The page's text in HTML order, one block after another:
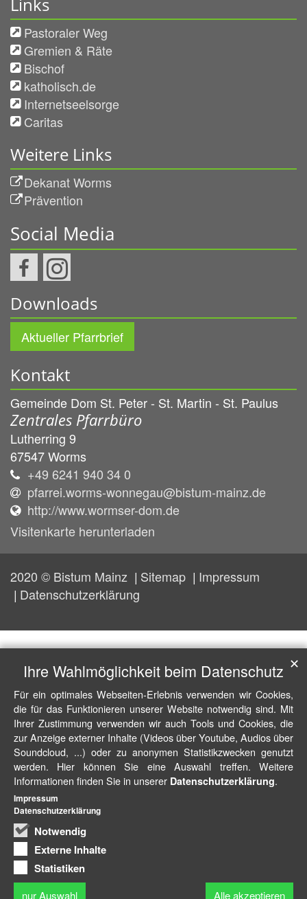
Pastoraler Weg
Gremien & Räte
Bischof
katholisch.de
Internetseelsorge
Caritas
Weitere Links
Dekanat Worms
Prävention
Social Media
Downloads
Aktueller Pfarrbrief
Kontakt
Gemeinde Dom St. Peter - St. Martin - St. Paulus
Zentrales Pfarrbüro
Lutherring 9
67547Worms
+49 6241 940 34 0
pfarrei.worms-wonnegau@bistum-mainz.de
http://www.wormser-dom.de
Visitenkarte herunterladen
2020 © Bistum Mainz Sitemap
Impressum
Datenschutzerklärung
Ihre Wahlmöglichkeit beim Datenschutz
Für ein optimales Webseiten-Erlebnis verwenden wir Cookies,
die für das Funktionieren unserer Website notwendig sind. Mit
Ihrer Zustimmung verwenden wir auch Tools und Cookies, die
zur Anzeige externer Inhalte (Videos über Youtube, Audios über
Soundcloud, ...) oder zu anonymen Statistikzwecken genutzt
werden. Hier können Sie eine Auswahl treffen. Weitere
Informationen finden Sie in unserer Datenschutzerklärung.
Notwendig
Externe Inhalte
Statistiken
nur Auswahl Alle akzeptieren
✕
Impressum
Datenschutzerklärung